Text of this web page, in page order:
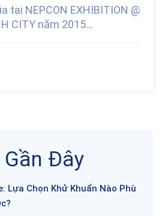
tại NEPCON EXHIBITION @
CITY năm 2015...
Đây
Lựa Chọn Khử Khuẩn Nào Phù